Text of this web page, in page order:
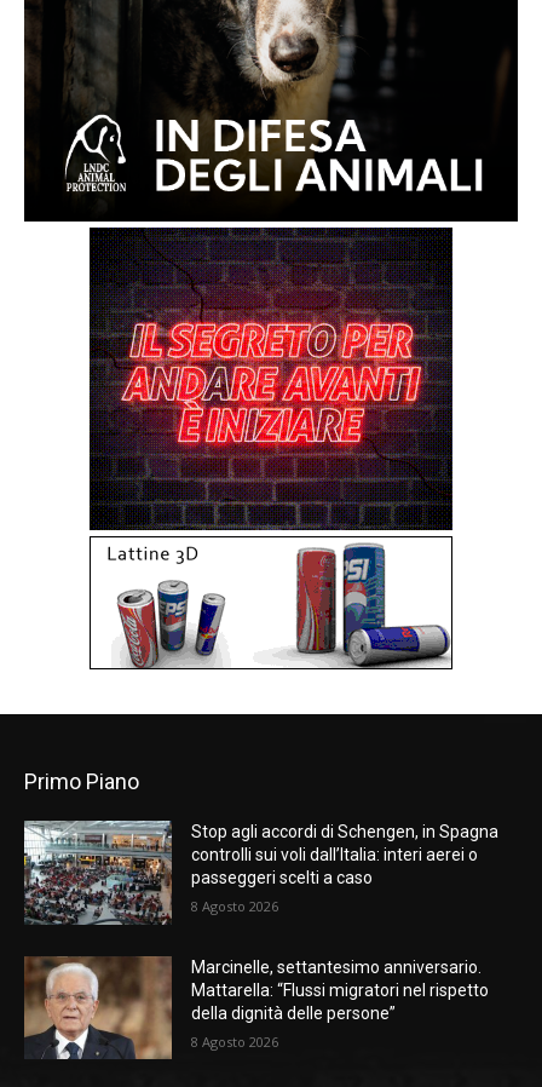
Primo Piano
Stop agli accordi di Schengen, in Spagna
controlli sui voli dall’Italia: interi aerei o
passeggeri scelti a caso
8 Agosto 2026
Marcinelle, settantesimo anniversario.
Mattarella: “Flussi migratori nel rispetto
della dignità delle persone”
8 Agosto 2026